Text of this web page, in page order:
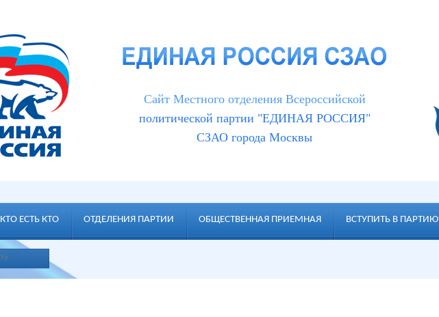
Cайт Местного отделения Всероссийской
политической партии "ЕДИНАЯ РОССИЯ"
СЗАО города Москвы
КТО ЕСТЬ КТО ОТДЕЛЕНИЯ ПАРТИИ ОБЩЕСТВЕННАЯ ПРИЕМНАЯ ВСТУПИТЬ В ПАРТИЮ